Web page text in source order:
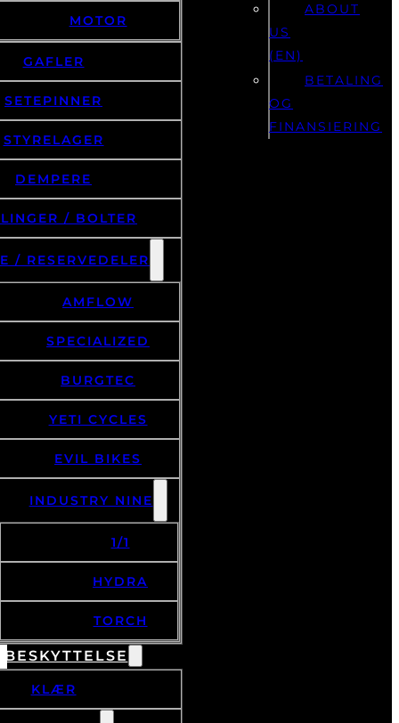
MOTOR
GAFLER
SETEPINNER
STYRELAGER
DEMPERE
/ BOLTER
/ RESERVEDELER
AMFLOW
SPECIALIZED
BURGTEC
YETI CYCLES
EVIL BIKES
INDUSTRY NINE
1/1
HYDRA
TORCH
KLÆR
ABOUT
US
(EN)
BETALING
OG
FINANSIERING